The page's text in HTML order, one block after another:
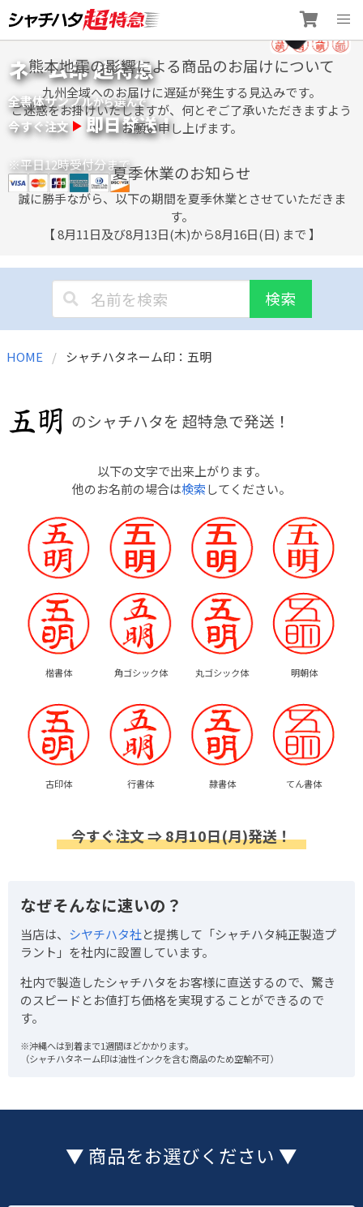
to
content
ネーム印 超特急
全書体サンプルから選んで
今すぐ注文 即日発送！
※平日12時受付分まで
熊本地震の影響による商品のお届けについて
九州全域へのお届けに遅延が発生する見込みです。
ご迷惑をお掛けいたしますが、何とぞご了承いただきますよう
お願い申し上げます。
夏季休業のお知らせ
誠に勝手ながら、以下の期間を夏季休業とさせていただきま
す。
【 8月11日及び8月13日(木)から8月16日(日) まで 】
検索
HOME シャチハタネーム印：五明
のシャチハタを 超特急で発送！
以下の文字で出来上がります。
他のお名前の場合は検索してください。
楷書体 角ゴシック体 丸ゴシック体 明朝体
古印体 行書体 隷書体 てん書体
今すぐ注文 ⇒ 8月10日(月)発送！
なぜそんなに速いの？
当店は、 シヤチハタ社と提携して「シャチハタ純正製造プ
ラント」を社内に設置しています。
社内で製造したシャチハタをお客様に直送するので、驚き
のスピードとお値打ち価格を実現することができるので
す。
※沖縄へは到着まで1週間ほどかかります。
（シャチハタネーム印は油性インクを含む商品のため空輸不可）
▼ 商品をお選びください ▼